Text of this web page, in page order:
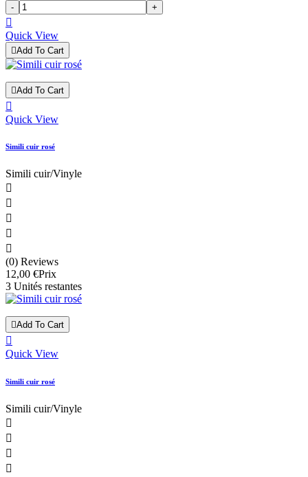
- +

Quick View
Add To Cart
Add To Cart

Quick View
Simili cuir rosé
Simili cuir/Vinyle





(0) Reviews
12,00 €Prix
3 Unités restantes
Add To Cart

Quick View
Simili cuir rosé
Simili cuir/Vinyle



